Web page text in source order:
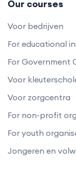
Our courses
Voor bedrijven
For educational
For Government
Voor
Voor zorgcentra
For non-profit
For youth
Jongeren en